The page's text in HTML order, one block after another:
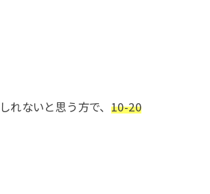
ないと思う方で、 10-20